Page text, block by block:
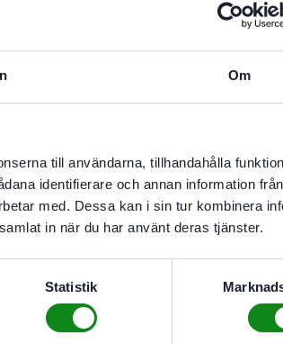
Om
till användarna, tillhandahålla
identifierare och annan information
med. Dessa kan i sin tur kombinera
in när du har använt deras tjänster.
Statistik
Skickas nästkommande vardag.
raka snitt med sticksågar och styrskena
S 75/4 FSG (guldfärgade blad. kan fås i
Beskrivning Recensioner (0)
För raka snitt med sticksågar och
special-”TRION”-sticksågblad S 75/4
längder). Dessa blad är extremt stabila